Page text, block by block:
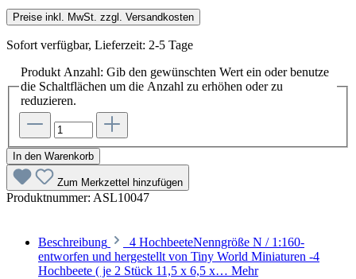
Preise inkl. MwSt. zzgl. Versandkosten
Sofort verfügbar, Lieferzeit: 2-5 Tage
Produkt Anzahl: Gib den gewünschten Wert ein oder benutze
die Schaltflächen um die Anzahl zu erhöhen oder zu
reduzieren.
In den Warenkorb
Zum Merkzettel hinzufügen
Produktnummer: ASL10047
Beschreibung
4 HochbeeteNenngröße N / 1:160-
entworfen und hergestellt von Tiny World Miniaturen -4
Hochbeete ( je 2 Stück 11,5 x 6,5 x… Mehr